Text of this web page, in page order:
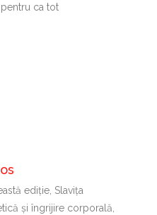
ca tot
ediție, Slavița
și îngrijire corporală,